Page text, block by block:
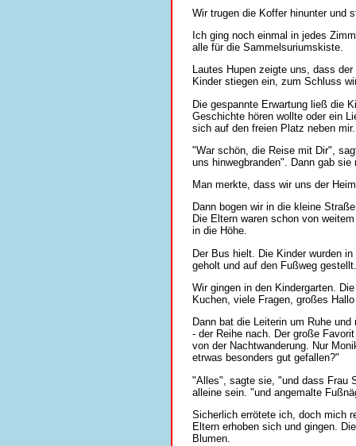
Wir trugen die Koffer hinunter und
Ich ging noch einmal in jedes
alle für die Sammelsuriumskiste.
Lautes Hupen zeigte uns, dass
Kinder stiegen ein, zum Schluss
Die gespannte Erwartung ließ die
Geschichte hören wollte oder ein
sich auf den freien Platz neben mir.
"War schön, die Reise mit Dir",
uns hinwegbranden". Dann gab
Man merkte, dass wir uns der
Dann bogen wir in die kleine
Die Eltern waren schon von
in die Höhe.
Der Bus hielt. Die Kinder wurden
geholt und auf den Fußweg gestellt.
Wir gingen in den Kindergarten.
Kuchen, viele Fragen, großes
Dann bat die Leiterin um Ruhe
- der Reihe nach. Der große
von der Nachtwanderung. Nur
etrwas besonders gut gefallen?"
"Alles", sagte sie, "und dass Frau
alleine sein. "und angemalte
Sicherlich errötete ich, doch mich
Eltern erhoben sich und gingen.
Blumen.